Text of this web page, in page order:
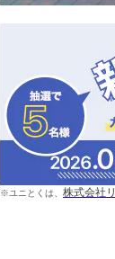
※ユニとくは、 株式会社